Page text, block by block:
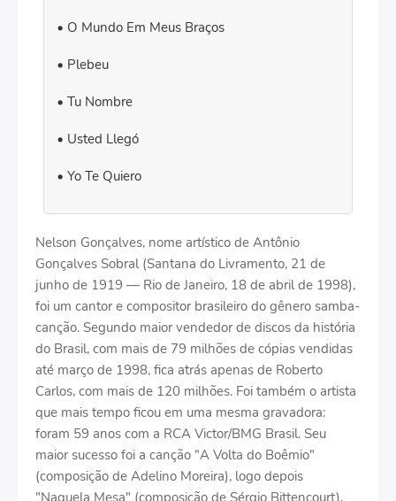
O Mundo Em Meus Braços
Plebeu
Tu Nombre
Usted Llegó
Yo Te Quiero
Nelson Gonçalves, nome artístico de Antônio
Gonçalves Sobral (Santana do Livramento, 21 de
junho de 1919 — Rio de Janeiro, 18 de abril de 1998),
foi um cantor e compositor brasileiro do gênero samba-
canção. Segundo maior vendedor de discos da história
do Brasil, com mais de 79 milhões de cópias vendidas
até março de 1998, fica atrás apenas de Roberto
Carlos, com mais de 120 milhões. Foi também o artista
que mais tempo ficou em uma mesma gravadora:
foram 59 anos com a RCA Victor/BMG Brasil. Seu
maior sucesso foi a canção "A Volta do Boêmio"
(composição de Adelino Moreira), logo depois
"Naquela Mesa" (composição de Sérgio Bittencourt),